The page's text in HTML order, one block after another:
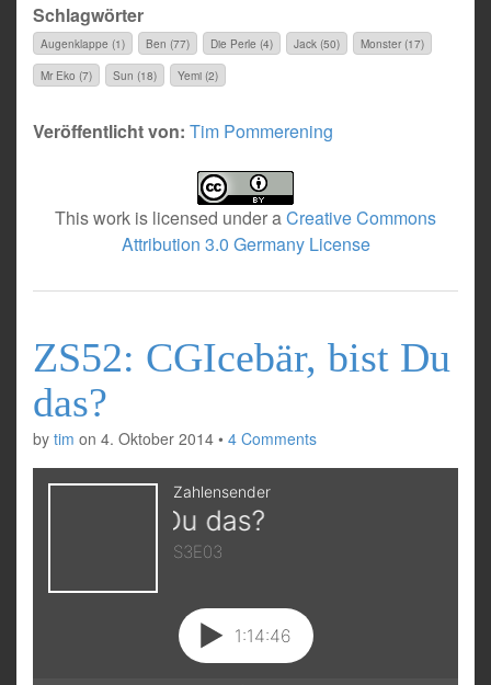
Schlagwörter
Augenklappe (1) Ben (77) Die Perle (4) Jack (50)
Monster (17)
Mr Eko (7)
Sun (18) Yemi (2)
Veröffentlicht von: Tim Pommerening
This work is licensed under aCreative Commons
Attribution 3.0 Germany License
ZS52: CGIcebär, bist Du
das?
by tim on 4. Oktober 2014 • 4 Comments